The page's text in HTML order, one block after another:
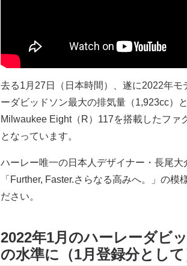
去る1月27日（日本時間）、遂に2022年
ーダビッドソン最大の排気量（1,923cc）
Milwaukee Eight（R）117を搭載したファ
となっています。
ハーレー唯一の日本人デザイナー・長尾
「Further, Faster.さらなる高みへ。」の
ださい。
2022年1月のハーレーダビ
の水準に（1月登録分として